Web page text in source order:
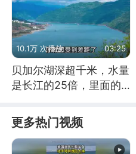
10.1万 次播放 03:25
贝加尔湖深超千米，水量
是长江的25倍，里面的
更多热门视频